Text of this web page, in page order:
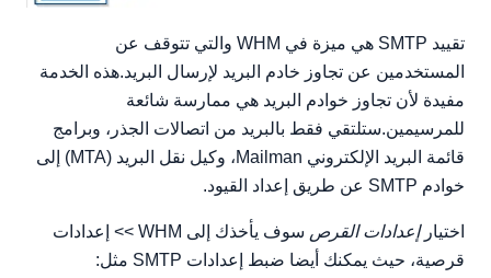
تقييد SMTP هي ميزة في WHM والتي تتوقف عن
المستخدمين عن تجاوز خادم البريد لإرسال البريد.هذه الخدمة
مفيدة لأن تجاوز خوادم البريد هي ممارسة شائعة
للمرسيمين.ستلتقي فقط بالبريد من اتصالات الجذر، وبرامج
قائمة البريد الإلكتروني Mailman، وكيل نقل البريد (MTA) إلى
خوادم SMTP عن طريق إعداد القيود.
اختيارإعدادات القرص
سوف يأخذك إلى WHM >> إعدادات
قرصية، حيث يمكنك أيضا ضبط إعدادات SMTP مثل: